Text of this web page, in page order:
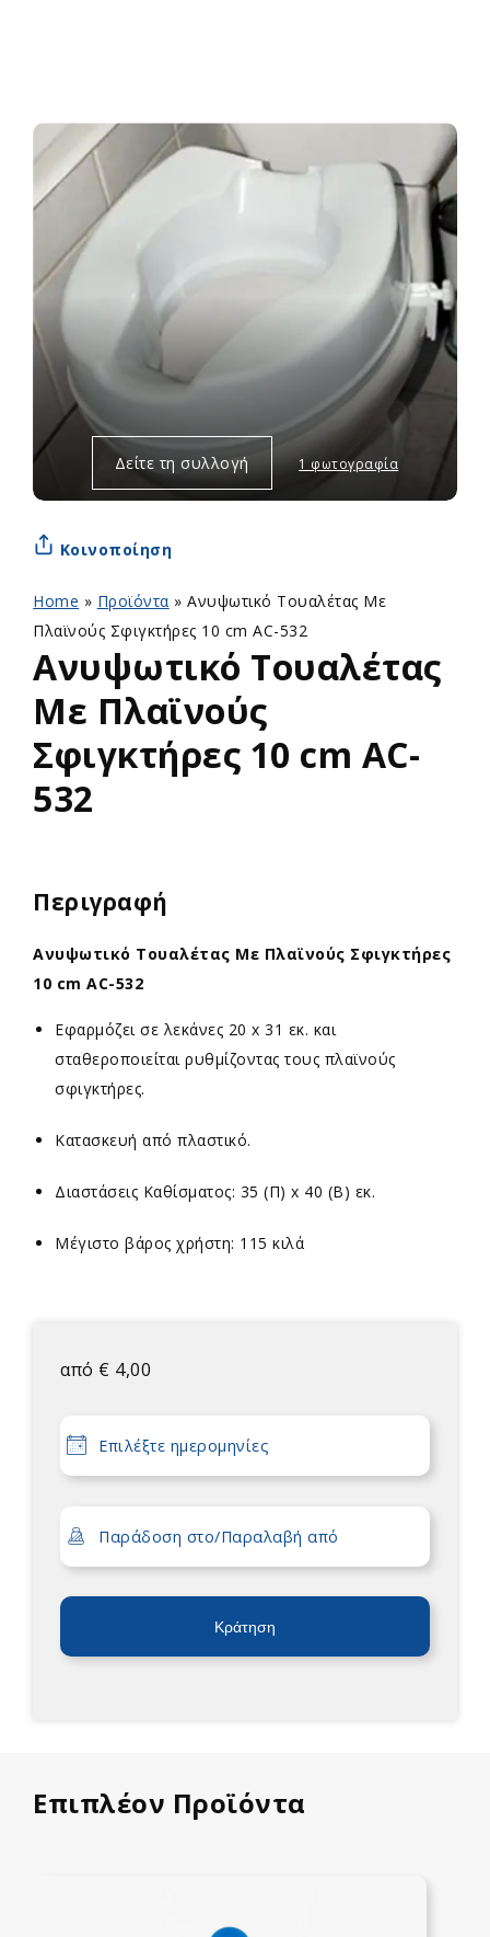
Δείτε τη συλλογή 1 φωτογραφία
Home » Προϊόντα »Ανυψωτικό Τουαλέτας Με
Πλαϊνούς Σφιγκτήρες 10 cm AC-532
Ανυψωτικό Τουαλέτας
Με Πλαϊνούς
Σφιγκτήρες 10 cm AC-
532
Κοινοποίηση
από € 4,00
Κράτηση
Περιγραφή
Ανυψωτικό Τουαλέτας Με Πλαϊνούς Σφιγκτήρες
10 cm AC-532
Εφαρμόζει σε λεκάνες 20 x 31 εκ. και
σταθεροποιείται ρυθμίζοντας τους πλαϊνούς
σφιγκτήρες.
Κατασκευή από πλαστικό.
Διαστάσεις Καθίσματος: 35 (Π) x 40 (B) εκ.
Μέγιστο βάρος χρήστη: 115 κιλά
Επιπλέον Προϊόντα